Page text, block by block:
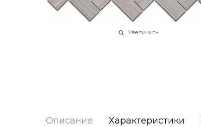
Увеличить
Описание Характеристики